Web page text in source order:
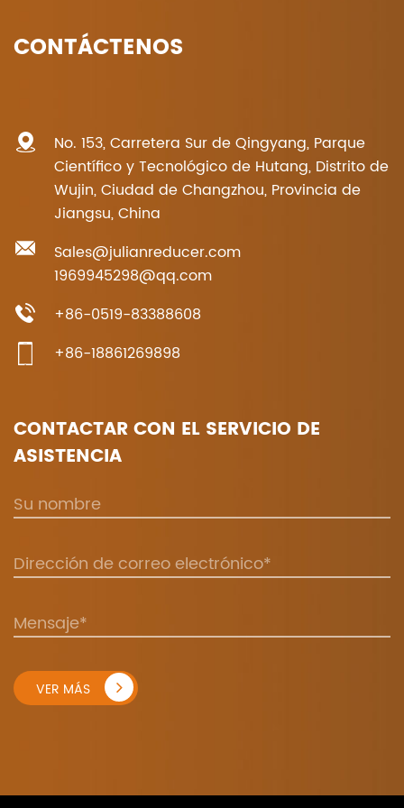
CONTÁCTENOS
No. 153, Carretera Sur de Qingyang, Parque
Científico y Tecnológico de Hutang, Distrito de
Wujin, Ciudad de Changzhou, Provincia de
Jiangsu, China
Sales@julianreducer.com
1969945298@qq.com
+86-0519-83388608
+86-18861269898
CONTACTAR CON EL SERVICIO DE
ASISTENCIA
VER MÁS